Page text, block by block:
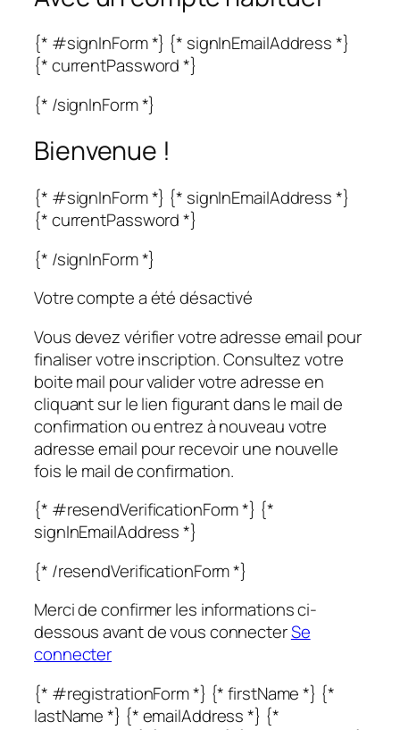
{* #signInForm *} {* signInEmailAddress *}
{* currentPassword *}
{* /signInForm *}
Bienvenue !
{* #signInForm *} {* signInEmailAddress *}
{* currentPassword *}
{* /signInForm *}
Votre compte a été désactivé
Vous devez vérifier votre adresse email pour
finaliser votre inscription. Consultez votre
boite mail pour valider votre adresse en
cliquant sur le lien figurant dans le mail de
confirmation ou entrez à nouveau votre
adresse email pour recevoir une nouvelle
fois le mail de confirmation.
{* #resendVerificationForm *} {*
signInEmailAddress *}
{* /resendVerificationForm *}
Merci de confirmer les informations ci-
dessous avant de vous connecterSe
connecter
{* #registrationForm *} {* firstName *} {*
lastName *} {* emailAddress *} {*